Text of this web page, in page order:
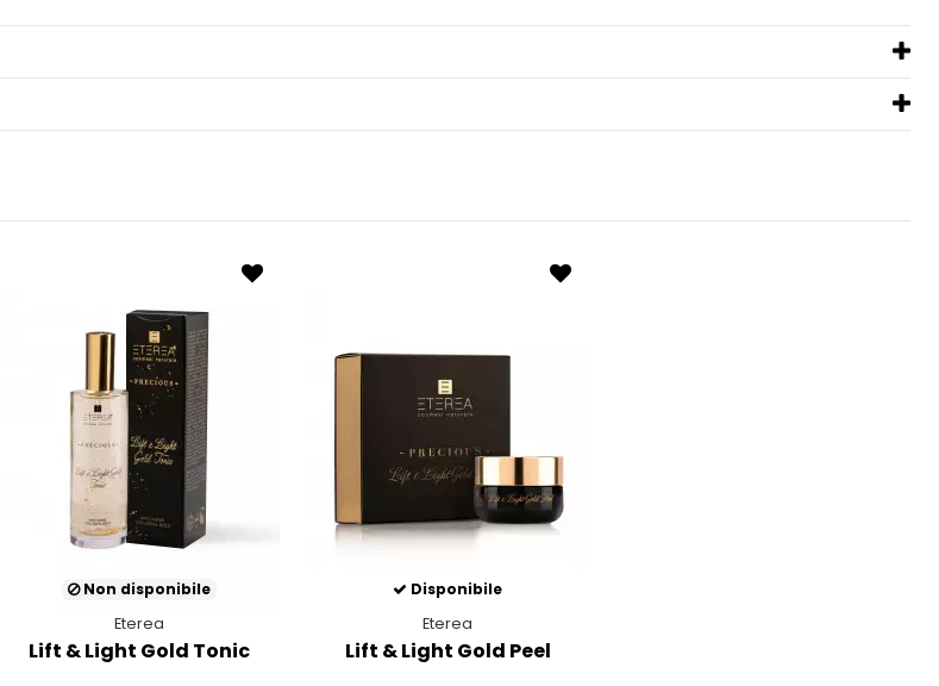
Non disponibile
Eterea
Lift & Light Gold Tonic
Disponibile
Eterea
Lift & Light Gold Peel